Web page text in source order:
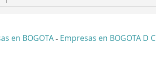
en BOGOTA - Empresas en BOGOTA D C